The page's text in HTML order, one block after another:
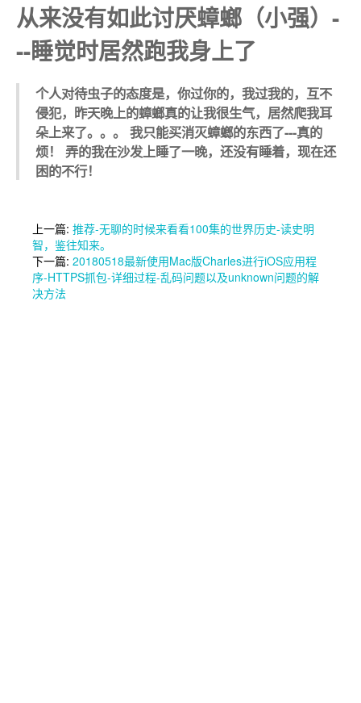
从来没有如此讨厌蟑螂（小强）-
--睡觉时居然跑我身上了
个人对待虫子的态度是，你过你的，我过我的，互不
侵犯，昨天晚上的蟑螂真的让我很生气，居然爬我耳
朵上来了。。。 我只能买消灭蟑螂的东西了---真的
烦！ 弄的我在沙发上睡了一晚，还没有睡着，现在还
困的不行！
上一篇: 推荐-无聊的时候来看看100集的世界历史-读史明
智，鉴往知来。
下一篇: 20180518最新使用Mac版Charles进行iOS应用程
序-HTTPS抓包-详细过程-乱码问题以及unknown问题的解
决方法